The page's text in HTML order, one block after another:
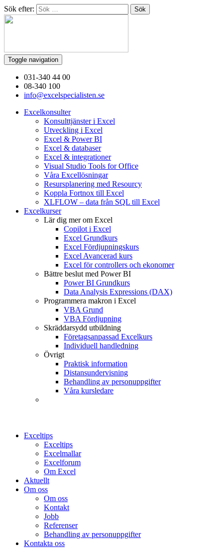
Sök efter:
Toggle navigation
031-340 44 00
08-340 100
info@excelspecialisten.se
Excelkonsulter
Konsulttjänster i Excel
Utveckling i Excel
Excel & Power BI
Excel & databaser
Excel & integrationer
Visual Studio Tools for Office
Våra Excellösningar
Resursplanering med Resourcy
Koppla Fortnox till Excel
XLFLOW – data från SQL till Excel
Excelkurser
Lär dig mer om Excel
Copilot i Excel
Excel Grundkurs
Excel Fördjupningskurs
Excel Avancerad kurs
Excel för controllers och ekonomer
Bättre beslut med Power BI
Power BI Grundkurs
Data Analysis Expressions (DAX)
Programmera makron i Excel
VBA Grund
VBA Fördjupning
Skräddarsydd utbildning
Företagsanpassad Excelkurs
Individuell handledning
Övrigt
Praktisk information
Distansundervisning
Behandling av personuppgifter
Våra kursledare
Exceltips
Exceltips
Excelmallar
Excelforum
Om Excel
Aktuellt
Om oss
Om oss
Kontakt
Jobb
Referenser
Behandling av personuppgifter
Kontakta oss